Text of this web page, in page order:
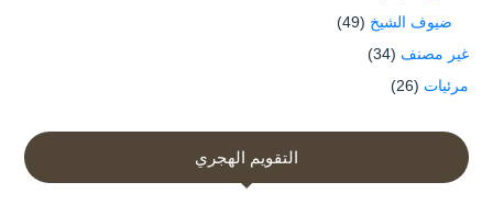
ضيوف الشيخ (49)
غير مصنف (34)
مرئيات (26)
التقويم الهجري